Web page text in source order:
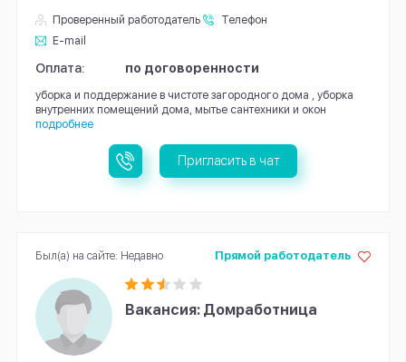
Проверенный работодатель
Телефон
E-mail
Оплата: по договоренности
уборка и поддержание в чистоте загородного дома , уборка
внутренних помещений дома, мытье сантехники и окон
подробнее
Пригласить в чат
Вакансия: Домработница
Прямой работодатель
Был(а) на сайте: Недавно